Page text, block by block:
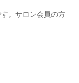
。サロン会員の方